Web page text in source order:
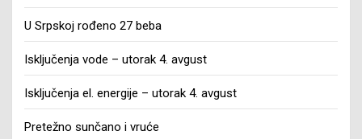
U Srpskoj rođeno 27 beba
Isključenja vode – utorak 4. avgust
Isključenja el. energije – utorak 4. avgust
Pretežno sunčano i vruće